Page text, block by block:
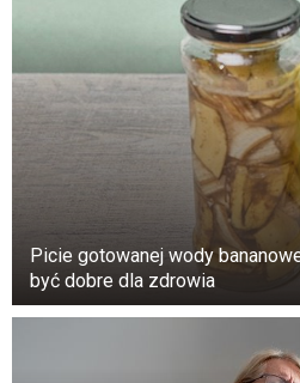
Picie gotowanej wody
być dobre dla zdrowia